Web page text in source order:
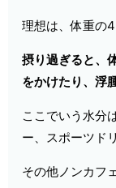
理想は、体重の
摂り過ぎると、
をかけたり、浮
ここでいう水分
ー、スポーツド
その他ノンカフ